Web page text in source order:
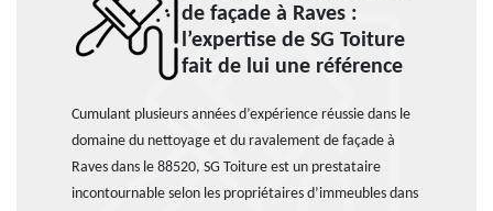
de façade à Raves :
l’expertise de SG Toiture
fait de lui une référence
Cumulant plusieurs années d’expérience réussie dans le
domaine du nettoyage et du ravalement de façade à
Raves dans le 88520, SG Toiture est un prestataire
incontournable selon les propriétaires d’immeubles dans